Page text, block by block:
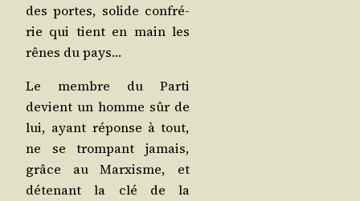
des portes, solide confré­
rie qui tient en main les
rênes du pays…
Le membre du Par­ti
devient un homme sûr de
lui, ayant réponse à tout,
ne se trom­pant jamais,
grâce au Mar­xisme, et
déte­nant la clé de la